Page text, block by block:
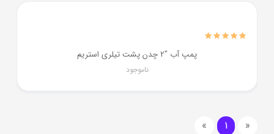
پمپ آب "2 چدن پشت تیلری استریم
ناموجود
«
1
»